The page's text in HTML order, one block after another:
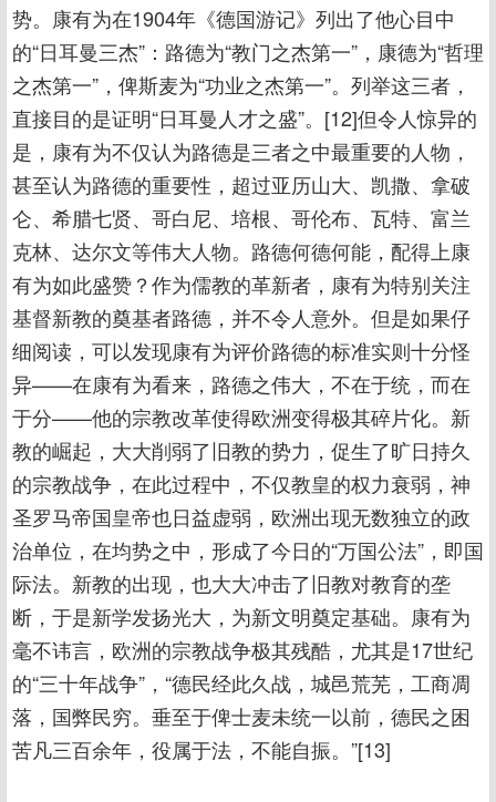
势。康有为在1904年《德国游记》列出了他心目中
的“日耳曼三杰”：路德为“教门之杰第一”，康德为“哲理
之杰第一”，俾斯麦为“功业之杰第一”。列举这三者，
直接目的是证明“日耳曼人才之盛”。[12]但令人惊异的
是，康有为不仅认为路德是三者之中最重要的人物，
甚至认为路德的重要性，超过亚历山大、凯撒、拿破
仑、希腊七贤、哥白尼、培根、哥伦布、瓦特、富兰
克林、达尔文等伟大人物。路德何德何能，配得上康
有为如此盛赞？作为儒教的革新者，康有为特别关注
基督新教的奠基者路德，并不令人意外。但是如果仔
细阅读，可以发现康有为评价路德的标准实则十分怪
异——在康有为看来，路德之伟大，不在于统，而在
于分——他的宗教改革使得欧洲变得极其碎片化。新
教的崛起，大大削弱了旧教的势力，促生了旷日持久
的宗教战争，在此过程中，不仅教皇的权力衰弱，神
圣罗马帝国皇帝也日益虚弱，欧洲出现无数独立的政
治单位，在均势之中，形成了今日的“万国公法”，即国
际法。新教的出现，也大大冲击了旧教对教育的垄
断，于是新学发扬光大，为新文明奠定基础。康有为
毫不讳言，欧洲的宗教战争极其残酷，尤其是17世纪
的“三十年战争”，“德民经此久战，城邑荒芜，工商凋
落，国弊民穷。垂至于俾士麦未统一以前，德民之困
苦凡三百余年，役属于法，不能自振。”[13]